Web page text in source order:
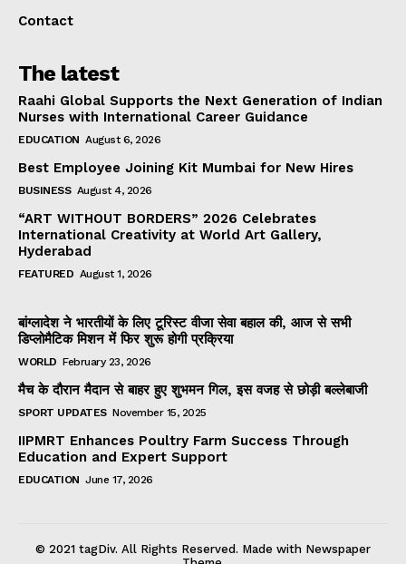
Contact
The latest
Raahi Global Supports the Next Generation of Indian
Nurses with International Career Guidance
EDUCATION August 6, 2026
Best Employee Joining Kit Mumbai for New Hires
BUSINESS August 4, 2026
“ART WITHOUT BORDERS” 2026 Celebrates
International Creativity at World Art Gallery,
Hyderabad
FEATURED August 1, 2026
बांग्लादेश ने भारतीयों के लिए टूरिस्ट वीजा सेवा बहाल की, आज से सभी
डिप्लोमैटिक मिशन में फिर शुरू होगी प्रक्रिया
WORLD February 23, 2026
मैच के दौरान मैदान से बाहर हुए शुभमन गिल, इस वजह से छोड़ी बल्लेबाजी
SPORT UPDATES November 15, 2025
IIPMRT Enhances Poultry Farm Success Through
Education and Expert Support
EDUCATION June 17, 2026
© 2021 tagDiv. All Rights Reserved. Made with Newspaper